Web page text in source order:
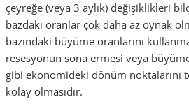
çeyreğe (veya 3 aylık) değişiklikleri
bazdaki oranlar çok daha az oynak
bazındaki büyüme oranlarını
resesyonun sona ermesi veya
gibi ekonomideki dönüm noktalarını
kolay olmasıdır.